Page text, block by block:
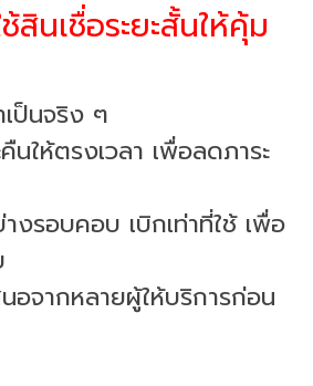
สินเชื่อระยะสั้นให้คุ้ม
เป็นจริง ๆ
นให้ตรงเวลา เพื่อลดภาระ
งรอบคอบ เบิกเท่าที่ใช้ เพื่อ
อจากหลายผู้ให้บริการก่อน